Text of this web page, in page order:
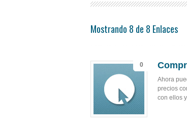
Mostrando 8 de 8 Enlaces
0
Ahora
precios
con ellos